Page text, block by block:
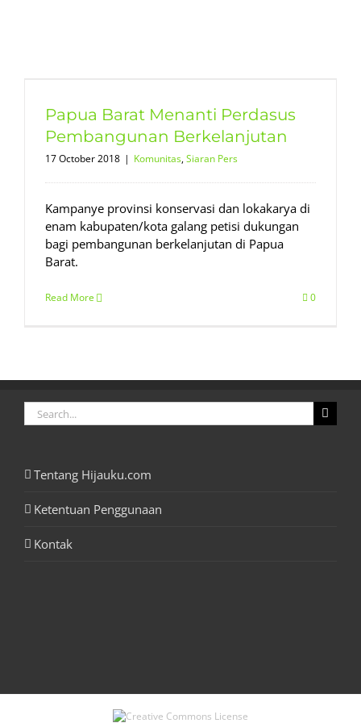
Papua Barat Menanti Perdasus
Pembangunan Berkelanjutan
17 October 2018 | Komunitas,Siaran Pers
Kampanye provinsi konservasi dan lokakarya di
enam kabupaten/kota galang petisi dukungan
bagi pembangunan berkelanjutan di Papua
Barat.
Read More 0
Search
for:
Tentang Hijauku.com
Ketentuan Penggunaan
Kontak